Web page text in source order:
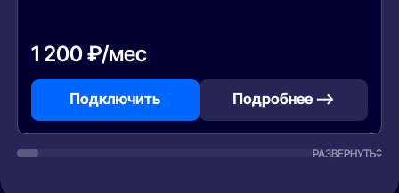
1 200 ₽/мес
Подключить Подробнее —>
РАЗВЕРНУТЬ